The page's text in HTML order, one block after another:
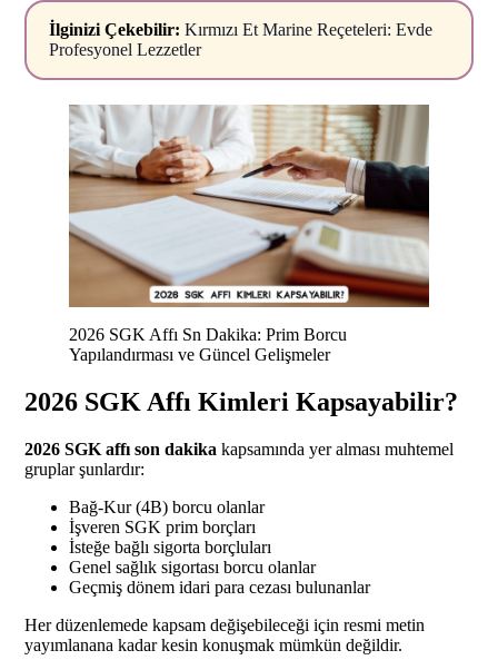
İlginizi Çekebilir: Kırmızı Et Marine Reçeteleri: Evde
Profesyonel Lezzetler
2026 SGK Affı Sn Dakika: Prim Borcu
Yapılandırması ve Güncel Gelişmeler
2026 SGK Affı Kimleri Kapsayabilir?
2026 SGK affı son dakika kapsamında yer alması muhtemel
gruplar şunlardır:
Bağ-Kur (4B) borcu olanlar
İşveren SGK prim borçları
İsteğe bağlı sigorta borçluları
Genel sağlık sigortası borcu olanlar
Geçmiş dönem idari para cezası bulunanlar
Her düzenlemede kapsam değişebileceği için resmi metin
yayımlanana kadar kesin konuşmak mümkün değildir.